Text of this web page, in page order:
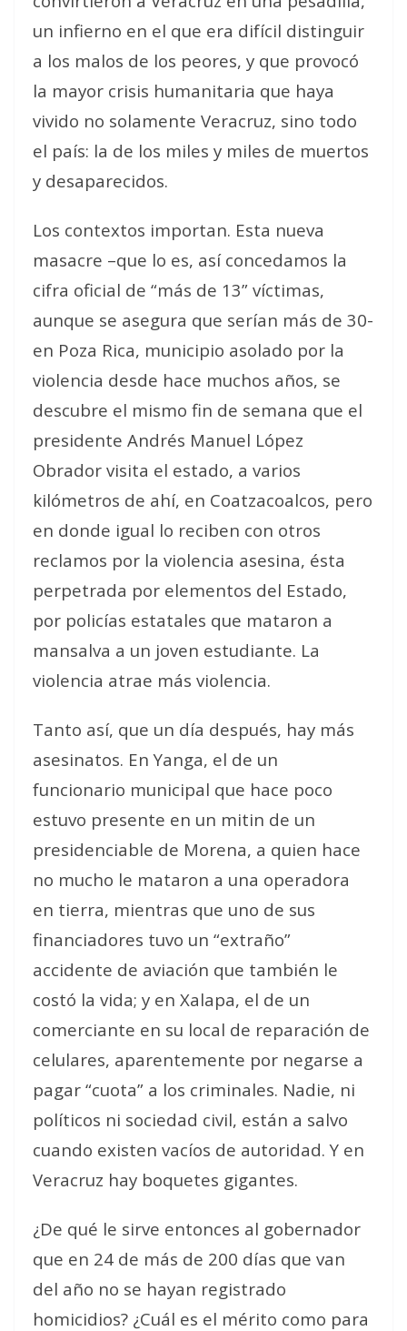
un infierno en el que era difícil distinguir
a los malos de los peores, y que provocó
la mayor crisis humanitaria que haya
vivido no solamente Veracruz, sino todo
el país: la de los miles y miles de muertos
y desaparecidos.
Los contextos importan. Esta nueva
masacre –que lo es, así concedamos la
cifra oficial de “más de 13” víctimas,
aunque se asegura que serían más de 30-
en Poza Rica, municipio asolado por la
violencia desde hace muchos años, se
descubre el mismo fin de semana que el
presidente Andrés Manuel López
Obrador visita el estado, a varios
kilómetros de ahí, en Coatzacoalcos, pero
en donde igual lo reciben con otros
reclamos por la violencia asesina, ésta
perpetrada por elementos del Estado,
por policías estatales que mataron a
mansalva a un joven estudiante. La
violencia atrae más violencia.
Tanto así, que un día después, hay más
asesinatos. En Yanga, el de un
funcionario municipal que hace poco
estuvo presente en un mitin de un
presidenciable de Morena, a quien hace
no mucho le mataron a una operadora
en tierra, mientras que uno de sus
financiadores tuvo un “extraño”
accidente de aviación que también le
costó la vida; y en Xalapa, el de un
comerciante en su local de reparación de
celulares, aparentemente por negarse a
pagar “cuota” a los criminales. Nadie, ni
políticos ni sociedad civil, están a salvo
cuando existen vacíos de autoridad. Y en
Veracruz hay boquetes gigantes.
¿De qué le sirve entonces al gobernador
que en 24 de más de 200 días que van
del año no se hayan registrado
homicidios? ¿Cuál es el mérito como para